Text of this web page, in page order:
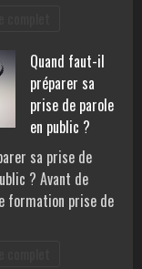
Quand faut-il
préparer sa
prise de parole
en public ?
sa prise de
? Avant de
formation prise de